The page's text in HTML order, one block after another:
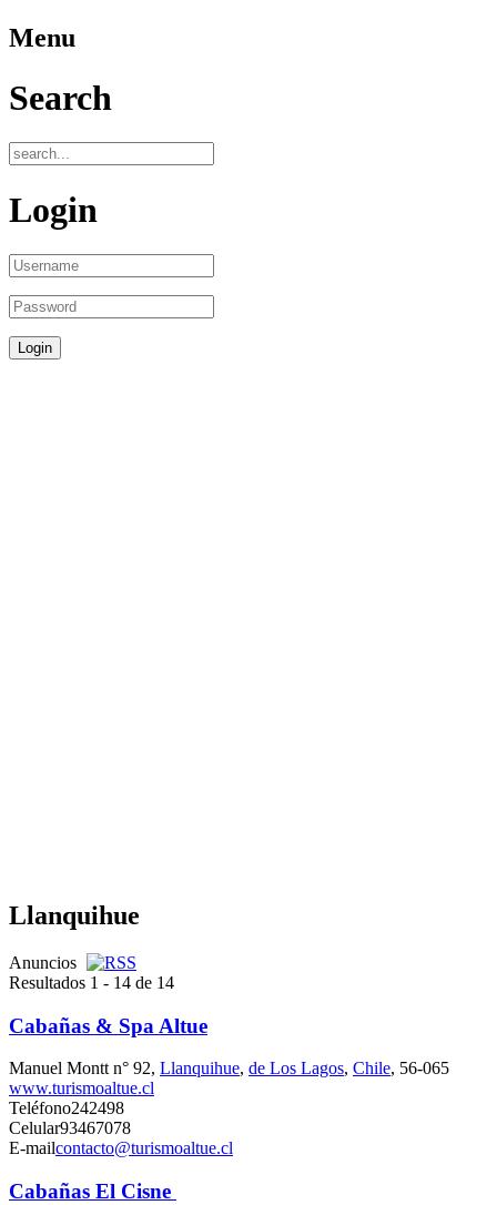
Menu
Search
Login
Llanquihue
Anuncios
Resultados 1 - 14 de 14
Cabañas & Spa Altue
Manuel Montt n° 92, Llanquihue, de Los Lagos, Chile, 56-065
www.turismoaltue.cl
Teléfono242498
Celular93467078
E-mailcontacto@turismoaltue.cl
Cabañas El Cisne